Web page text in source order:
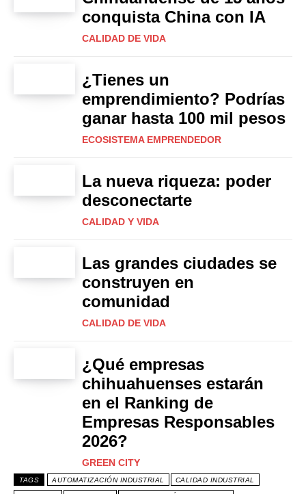
conquista China con IA
CALIDAD DE VIDA
¿Tienes un
emprendimiento? Podrías
ganar hasta 100 mil pesos
ECOSISTEMA EMPRENDEDOR
La nueva riqueza: poder
desconectarte
CALIDAD Y VIDA
Las grandes ciudades se
construyen en
comunidad
CALIDAD DE VIDA
¿Qué empresas
chihuahuenses estarán
en el Ranking de
Empresas Responsables
2026?
GREEN CITY
TAGS AUTOMATIZACIÓN INDUSTRIAL CALIDAD INDUSTRIAL